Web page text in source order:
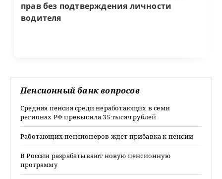
прав без подтверждения личности
водителя
Пенсионный банк вопросов
Средняя пенсия среди неработающих в семи
регионах РФ превысила 35 тысяч рублей
Работающих пенсионеров ждет прибавка к пенсии
В России разрабатывают новую пенсионную
программу